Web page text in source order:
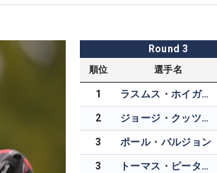
Round 3
順位 選手名
1 ラスムス・ホイガード
2 ジョージ・クッツェー
3 ポール・バルジョン
3 トーマス・ピータース